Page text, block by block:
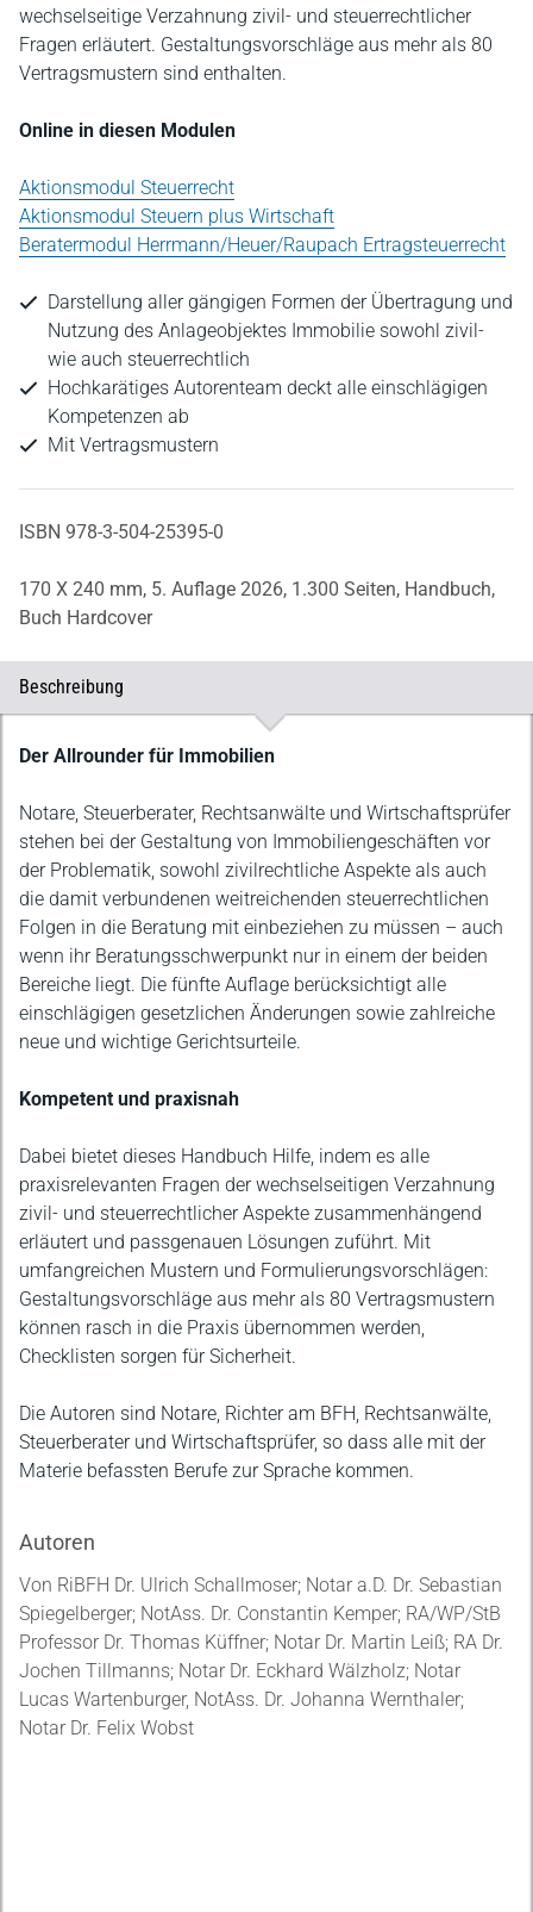
wechselseitige Verzahnung zivil- und steuerrechtlicher
Fragen erläutert. Gestaltungsvorschläge aus mehr als 80
Vertragsmustern sind enthalten.
Online in diesen Modulen
Aktionsmodul Steuerrecht
Aktionsmodul Steuern plus Wirtschaft
Beratermodul Herrmann/Heuer/Raupach Ertragsteuerrecht
Darstellung aller gängigen Formen der Übertragung und
Nutzung des Anlageobjektes Immobilie sowohl zivil-
wie auch steuerrechtlich
Hochkarätiges Autorenteam deckt alle einschlägigen
Kompetenzen ab
Mit Vertragsmustern
ISBN 978-3-504-25395-0
170 X 240 mm, 5. Auflage 2026, 1.300 Seiten, Handbuch,
Buch Hardcover
Beschreibung
Beschreibung
Der Allrounder für Immobilien
Notare, Steuerberater, Rechtsanwälte und Wirtschaftsprüfer
stehen bei der Gestaltung von Immobiliengeschäften vor
der Problematik, sowohl zivilrechtliche Aspekte als auch
die damit verbundenen weitreichenden steuerrechtlichen
Folgen in die Beratung mit einbeziehen zu müssen – auch
wenn ihr Beratungsschwerpunkt nur in einem der beiden
Bereiche liegt. Die fünfte Auflage berücksichtigt alle
einschlägigen gesetzlichen Änderungen sowie zahlreiche
neue und wichtige Gerichtsurteile.
Kompetent und praxisnah
Dabei bietet dieses Handbuch Hilfe, indem es alle
praxisrelevanten Fragen der wechselseitigen Verzahnung
zivil- und steuerrechtlicher Aspekte zusammenhängend
erläutert und passgenauen Lösungen zuführt. Mit
umfangreichen Mustern und Formulierungsvorschlägen:
Gestaltungsvorschläge aus mehr als 80 Vertragsmustern
können rasch in die Praxis übernommen werden,
Checklisten sorgen für Sicherheit.
Die Autoren sind Notare, Richter am BFH, Rechtsanwälte,
Steuerberater und Wirtschaftsprüfer, so dass alle mit der
Materie befassten Berufe zur Sprache kommen.
Autoren
Von RiBFH Dr. Ulrich Schallmoser; Notar a.D. Dr. Sebastian
Spiegelberger; NotAss. Dr. Constantin Kemper; RA/WP/StB
Professor Dr. Thomas Küffner; Notar Dr. Martin Leiß; RA Dr.
Jochen Tillmanns; Notar Dr. Eckhard Wälzholz; Notar
Lucas Wartenburger, NotAss. Dr. Johanna Wernthaler;
Notar Dr. Felix Wobst